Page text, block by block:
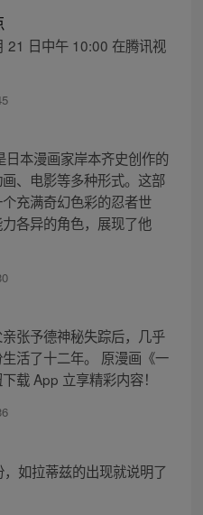
21 日中午 10:00 在腾讯视
本漫画家岸本齐史创作的
、电影等多种形式。这部
充满奇幻色彩的忍者世
各异的角色，展现了他
张予德神秘失踪后，几乎
活了十二年。 原漫画《一
载 App 立享精彩内容！
如拉蒂兹的出现就说明了